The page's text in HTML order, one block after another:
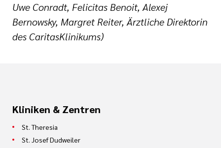
Uwe Conradt, Felicitas Benoit, Alexej
Bernowsky, Margret Reiter, Ärztliche Direktorin
des CaritasKlinikums)
Kliniken & Zentren
St. Theresia
St. Josef Dudweiler